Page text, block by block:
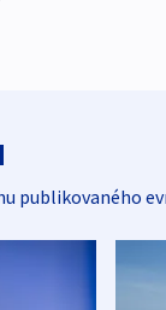
publikovaného